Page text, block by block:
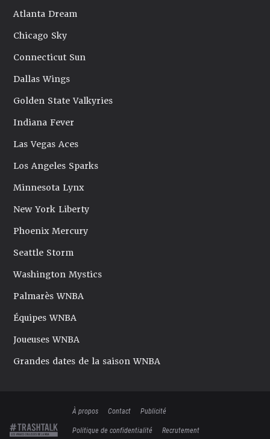
Atlanta Dream
Chicago Sky
Connecticut Sun
Dallas Wings
Golden State Valkyries
Indiana Fever
Las Vegas Aces
Los Angeles Sparks
Minnesota Lynx
New York Liberty
Phoenix Mercury
Seattle Storm
Washington Mystics
Palmarès WNBA
Équipes WNBA
Joueuses WNBA
Grandes dates de la saison WNBA
À propos Contact
Publicité
Politique de confidentialité
Recrutement